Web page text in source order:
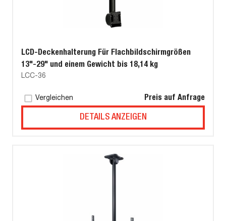
LCD-Deckenhalterung Für Flachbildschirmgrößen
13"-29" und einem Gewicht bis 18,14 kg
LCC-36
Vergleichen Preis auf Anfrage
DETAILS ANZEIGEN